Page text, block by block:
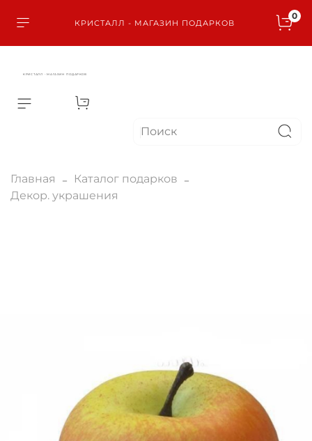
КРИСТАЛЛ - МАГАЗИН ПОДАРКОВ
0
КРИСТАЛЛ - МАГАЗИН ПОДАРКОВ
Главная
Каталог подарков
Декор. украшения